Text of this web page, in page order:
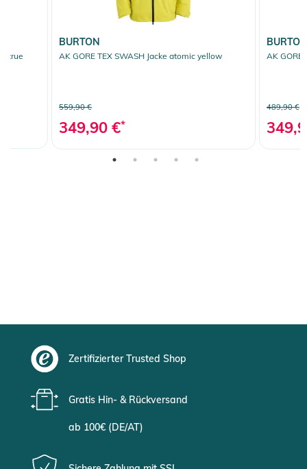
true
BURTON
AK GORE TEX SWASH Jacke atomic yellow
559,90 €
349,90 €*
BURTON
AK GORE
489,90 €
Zertifizierter Trusted Shop
Gratis Hin- & Rückversand
ab 100€ (DE/AT)